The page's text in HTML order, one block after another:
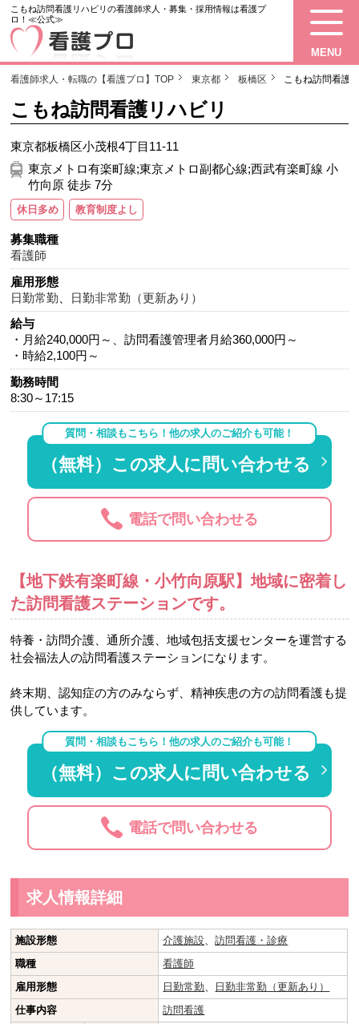
こもね訪問看護リハビリの看護師求人・募集・採用情報は看護プ
ロ！≪公式≫
MENU
看護師求人・転職の【看護プロ】TOP 東京都 板橋区 こもね訪問看護
こもね訪問看護リハビリ
東京都板橋区小茂根4丁目11-11
東京メトロ有楽町線;東京メトロ副都心線;西武有楽町線 小
竹向原 徒歩 7分
休日多め 教育制度よし
募集職種
看護師
雇用形態
日勤常勤
日勤非常勤（更新あり）
給与
・月給240,000円～、訪問看護管理者月給360,000円～
・時給2,100円～
勤務時間
8:30～17:15
質問・相談もこちら！他の求人のご紹介も可能！
（無料）この求人に問い合わせる
電話で問い合わせる
【地下鉄有楽町線・小竹向原駅】地域に密着し
た訪問看護ステーションです。
特養・訪問介護、通所介護、地域包括支援センターを運営する
社会福法人の訪問看護ステーションになります。
終末期、認知症の方のみならず、精神疾患の方の訪問看護も提
供しています。
質問・相談もこちら！他の求人のご紹介も可能！
（無料）この求人に問い合わせる
電話で問い合わせる
求人情報詳細
施設形態 介護施設 、訪問看護・診療
職種
看護師
雇用形態
日勤常勤
日勤非常勤（更新あり）
仕事内容
訪問看護